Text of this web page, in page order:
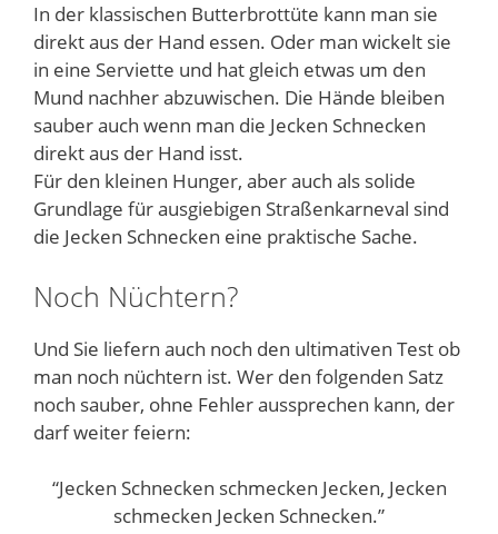
In der klassischen Butterbrottüte kann man sie
direkt aus der Hand essen. Oder man wickelt sie
in eine Serviette und hat gleich etwas um den
Mund nachher abzuwischen. Die Hände bleiben
sauber auch wenn man die Jecken Schnecken
direkt aus der Hand isst.
Für den kleinen Hunger, aber auch als solide
Grundlage für ausgiebigen Straßenkarneval sind
die Jecken Schnecken eine praktische Sache.
Noch Nüchtern?
Und Sie liefern auch noch den ultimativen Test ob
man noch nüchtern ist. Wer den folgenden Satz
noch sauber, ohne Fehler aussprechen kann, der
darf weiter feiern:
“Jecken Schnecken schmecken Jecken, Jecken
schmecken Jecken Schnecken.”